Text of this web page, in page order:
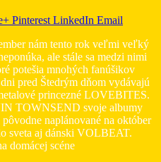
Pinterest LinkedIn Email
nám tento rok veľmi veľký
ale stále sa medzi nimi
potešia mnohých fanúšikov
pred Štedrým dňom vydávajú
princezné LOVEBITES.
TOWNSEND svoje albumy
naplánované na október
sveta aj dánski VOLBEAT.
domácej scéne